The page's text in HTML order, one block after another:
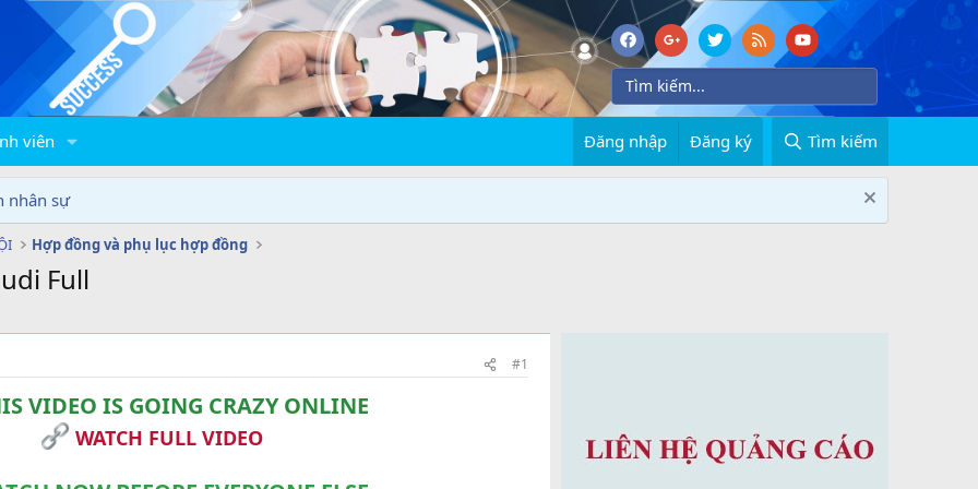
viên Đăng nhập Đăng ký Tìm kiếm
nhân sự
Hợp đồng và phụ lục hợp đồng
Full
#1
VIDEO IS GOING CRAZY ONLINE
WATCH FULL VIDEO